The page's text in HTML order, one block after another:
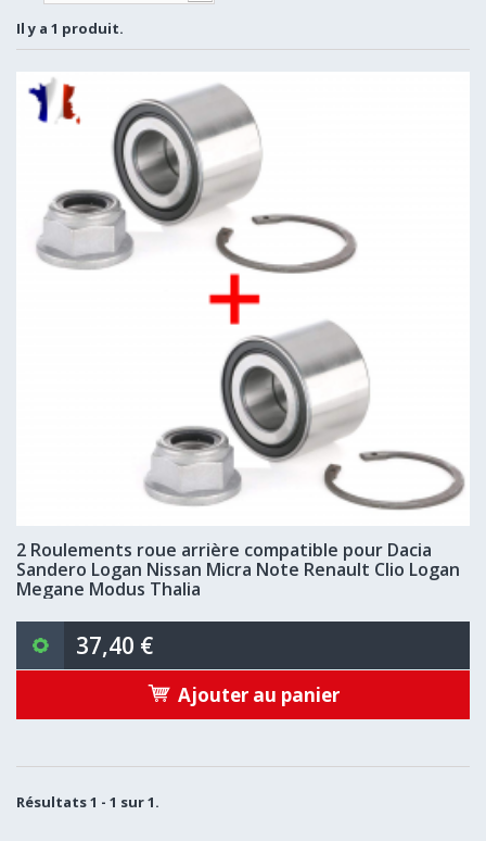
Il y a 1 produit.
2 Roulements roue arrière compatible pour Dacia
Sandero Logan Nissan Micra Note Renault Clio Logan
Megane Modus Thalia
37,40 €
Ajouter au panier
Résultats 1 - 1 sur 1.